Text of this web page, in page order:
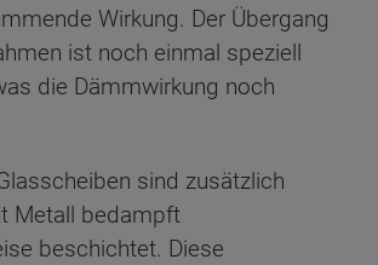
Wirkung. Der Übergang
ist noch einmal speziell
die Dämmwirkung noch
sind zusätzlich
Metall bedampft
beschichtet. Diese